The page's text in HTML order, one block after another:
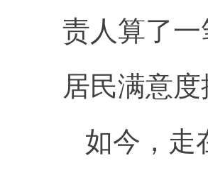
责人算了
居民满意
如今，走